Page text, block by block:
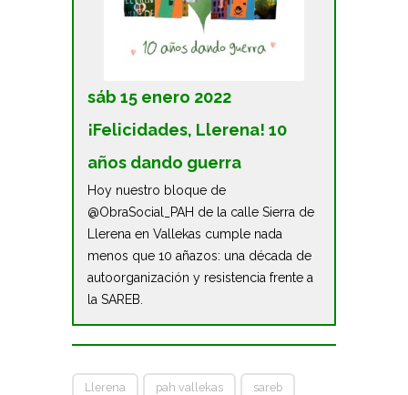
sáb 15 enero 2022
¡Felicidades, Llerena! 10
años dando guerra
Hoy nuestro bloque de
@ObraSocial_PAH de la calle Sierra de
Llerena en Vallekas cumple nada
menos que 10 añazos: una década de
autoorganización y resistencia frente a
la SAREB.
Llerena pah vallekas sareb